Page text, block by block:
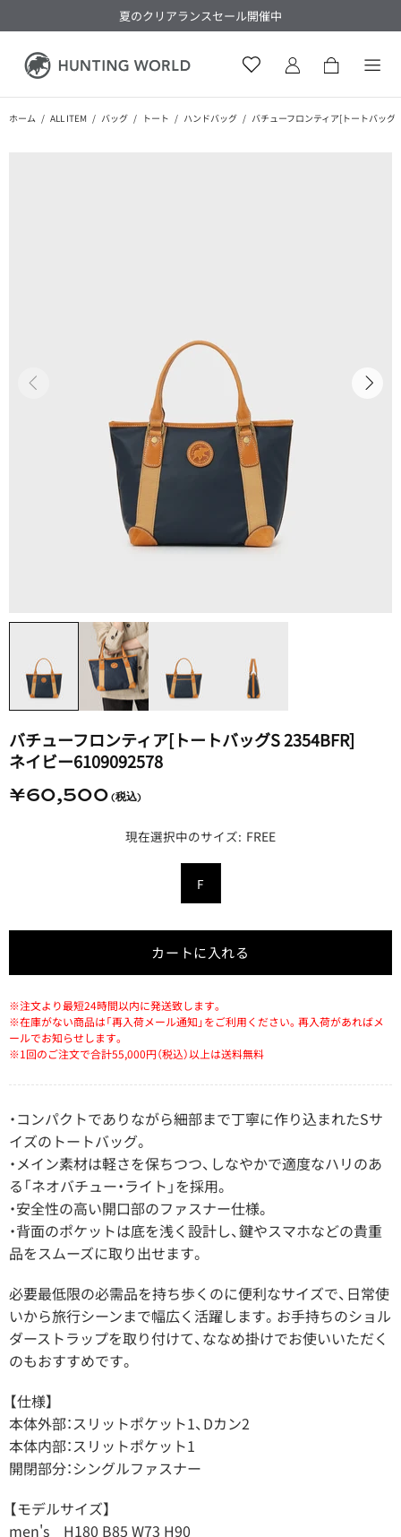
夏のクリアランスセール開催中
ホーム ALL ITEM バッグ トート ハンドバッグ バチューフロンティア[トートバッ
バチューフロンティア​[トートバッグS 2354BFR]​
ネイビー6109092578
¥60,500
FREE
カートに入れる
※注文より最短24時間以内に発送致します。
※在庫がない商品は「再入荷メール通知」をご利用ください。再入荷があればメ
ールでお知らせします。
※1回のご注文で合計55,000円（税込）以上は送料無料
・コンパクトでありながら細部まで丁寧に作り込まれたSサ
イズのトートバッグ。
・メイン素材は軽さを保ちつつ、しなやかで適度なハリのあ
る「ネオバチュー・ライト」を採用。
・安全性の高い開口部のファスナー仕様。
・背面のポケットは底を浅く設計し、鍵やスマホなどの貴重
品をスムーズに取り出せます。
必要最低限の必需品を持ち歩くのに便利なサイズで、日常使
いから旅行シーンまで幅広く活躍します。お手持ちのショル
ダーストラップを取り付けて、ななめ掛けでお使いいただく
のもおすすめです。
【仕様】
本体外部：スリットポケット1、Dカン2
本体内部：スリットポケット1
開閉部分：シングルファスナー
【モデルサイズ】
men's H180 B85 W73 H90